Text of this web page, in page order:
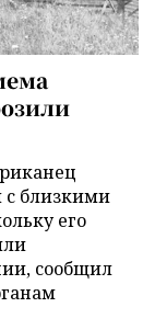
с близкими
его
сообщил